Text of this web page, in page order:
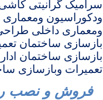
سرامیک گرانیتی کاشی
ودکوراسیون ومعماری
ومعماری داخلی
بازسازی ساختمان
بازسازی ساختمان
تعمیرات وبازسازی
فروش و نصب